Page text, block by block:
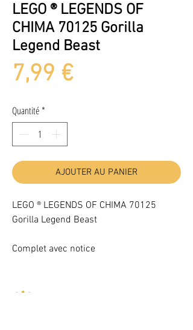
LEGO ® LEGENDS OF
CHIMA 70125 Gorilla
Legend Beast
7,99 €Prix
Quantité*
AJOUTER AU PANIER
LEGO ® LEGENDS OF CHIMA 70125
Gorilla Legend Beast
Complet avec notice